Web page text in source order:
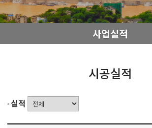
사업실적
시공실적
실적